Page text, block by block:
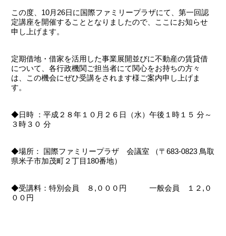
この度、10月26日に国際ファミリープラザにて、第一回認
定講座を開催することとなりましたので、ここにお知らせ
申し上げます。
定期借地・借家を活用した事業展開並びに不動産の賃貸借
について、各行政機関ご担当者にて関心をお持ちの方々
は、この機会にぜひ受講をされます様ご案内申し上げま
す。
◆日時 ：平成２８年１０月２６日（水）午後１時１５ 分～
３時３０ 分
◆場所： 国際ファミリープラザ 会議室 （〒683-0823 鳥取
県米子市加茂町２丁目180番地）
◆受講料：特別会員 ８,０００円 一般会員 １２,０
００円